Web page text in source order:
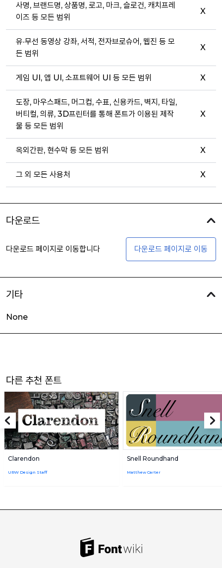
사명, 브랜드명, 상품명, 로고, 마크, 슬로건, 캐치프레
이즈 등 모든 범위
X
유·무선 동영상 강좌, 서적, 전자브로슈어, 웹진 등 모
든 범위
X
게임 UI, 앱 UI, 소프트웨어 UI 등 모든 범위 X
도장, 마우스패드, 머그컵, 수표, 신용카드, 벽지, 타일,
버티컬, 의류, 3D프린터를 통해 폰트가 이용된 제작
물 등 모든 범위
X
옥외간판, 현수막 등 모든 범위 X
그 외 모든 사용처 X
다운로드
다운로드 페이지로 이동합니다 다운로드 페이지로 이동
기타
None
다른 추천 폰트
Clarendon
URW Design Staff
Snell Roundhand
Matthew Carter